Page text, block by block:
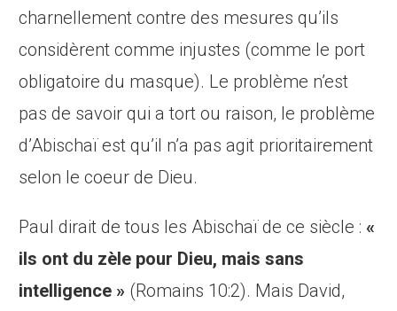
charnellement contre des mesures qu’ils
considèrent comme injustes (comme le port
obligatoire du masque). Le problème n’est
pas de savoir qui a tort ou raison, le problème
d’Abischaï est qu’il n’a pas agit prioritairement
selon le coeur de Dieu.
Paul dirait de tous les Abischaï de ce siècle :«
ils ont du zèle pour Dieu, maissans
intelligence » (Romains 10:2). Mais David,